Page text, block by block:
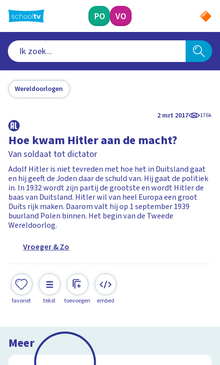
naar
hoofdinhoud
PO VO
Wereldoorlogen
2 mrt 2017 176k
Hoe kwam Hitler aan de macht?
Van soldaat tot dictator
Adolf Hitler is niet tevreden met hoe het in Duitsland gaat
en hij geeft de Joden daar de schuld van. Hij gaat de politiek
in. In 1932 wordt zijn partij de grootste en wordt Hitler de
baas van Duitsland. Hitler wil van heel Europa een groot
Duits rijk maken. Daarom valt hij op 1 september 1939
buurland Polen binnen. Het begin van de Tweede
Wereldoorlog.
Vroeger & Zo
favoriet tekst toevoegen embed
Meer